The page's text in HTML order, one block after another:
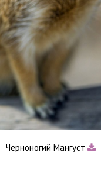
Черноногий Мангуст